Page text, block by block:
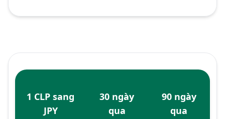
1 CLP sang
JPY
30 ngày
qua
90 ngày
qua